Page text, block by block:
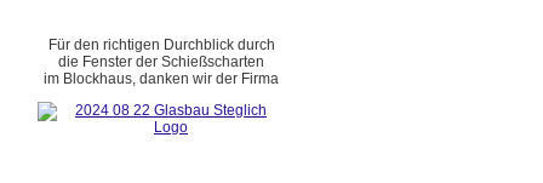
Für den richtigen Durchblick durch
die Fenster der Schießscharten
im Blockhaus, danken wir der Firma